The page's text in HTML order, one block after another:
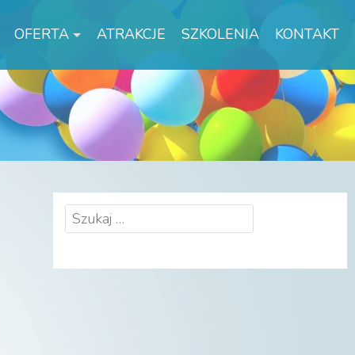
OFERTA ATRAKCJE SZKOLENIA KONTAKT
Szukaj: